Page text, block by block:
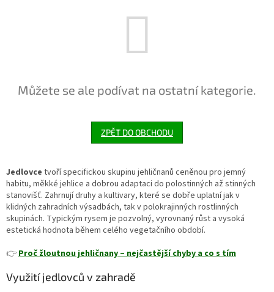
Můžete se ale podívat na ostatní kategorie.
ZPĚT DO OBCHODU
Jedlovce tvoří specifickou skupinu jehličnanů ceněnou pro jemný
habitu, měkké jehlice a dobrou adaptaci do polostinných až stinných
stanovišť. Zahrnují druhy a kultivary, které se dobře uplatní jak v
klidných zahradních výsadbách, tak v polokrajinných rostlinných
skupinách. Typickým rysem je pozvolný, vyrovnaný růst a vysoká
estetická hodnota během celého vegetačního období.
👉 Proč žloutnou jehličnany – nejčastější chyby a co s tím
Využití jedlovců v zahradě